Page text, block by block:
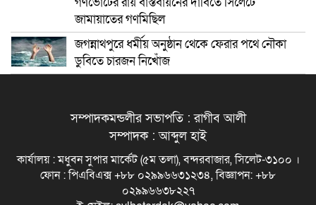
জামায়াতের গণমিছিল
জগন্নাথপুরে ধর্মীয় অনুষ্ঠান থেকে ফেরার পথে নৌকা
ডুবিতে চারজন নিখোঁজ
সম্পাদকমন্ডলীর সভাপতি : রাগীব আলী
সম্পাদক : আব্দুল হাই
কার্যালয় : মধুবন সুপার মার্কেট (৫ম তলা), বন্দরবাজার, সিলেট-৩১০০ ।
ফোন : পিএবিএক্স +৮৮ ০২৯৯৬৬৩১২৩৪, বিজ্ঞাপন: +৮৮
০২৯৯৬৬৩৮২২৭